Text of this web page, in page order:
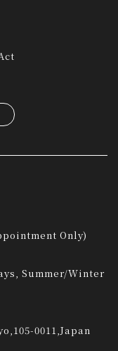
Only)
Summer/Winter
0011,Japan